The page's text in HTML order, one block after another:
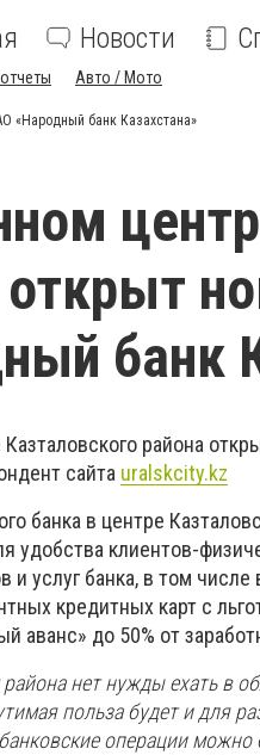
Новости
Авто / Мото
«Народный банк Казахстана»
открыт
банк
района
сайта uralskcity.kz
банка в центре
удобства клиентов-
и услуг банка, в том
кредитных карт с
аванс» до 50% от
нет нужды ехать в
польза будет и для
операции